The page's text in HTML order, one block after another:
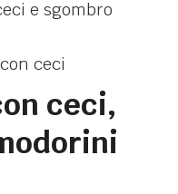
ceci,